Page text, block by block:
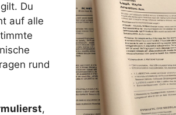
Du
auf alle
rund
,